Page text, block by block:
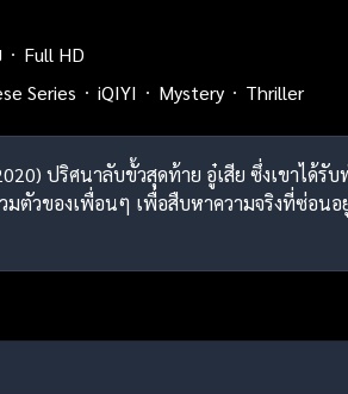
Full HD
Series
iQIYI Mystery Thriller
ปริศนาลับขั้วสุดท้าย อู๋เสีย ซึ่งเขาไ
ตัวของเพื่อนๆ เพื่อสืบหาความจริงที่ซ่อน